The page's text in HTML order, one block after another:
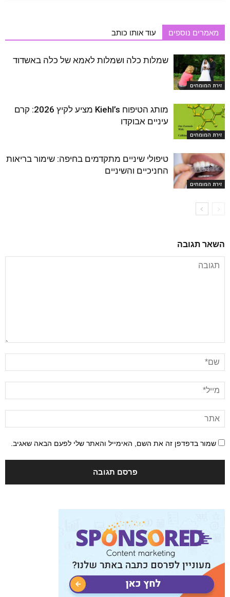
מאמרים נוספים עוד אותו כותב
זירת המומחים
שמלות כלה ושמלות לאמא של כלה באשדוד
זירת המומחים
מותג הטיפוח Kiehl’s מציע לקיץ 2026: קרם
עיניים אבוקדו
זירת המומחים
טיפולי שיניים מתקדמים בחיפה: שימור בריאות
החניכיים והשיניים
השאר תגובה
שמור בדפדפן זה את השם, האימייל והאתר שלי לפעם הבאה שאגיב.